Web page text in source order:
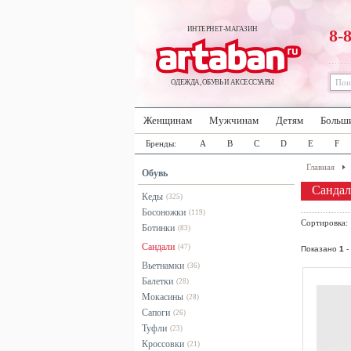
ИНТЕРНЕТ-МАГАЗИН
ОДЕЖДА, ОБУВЬ И АКСЕССУАРЫ
8-
Женщинам Мужчинам Детям
Бренды: A B C D E F
Обувь
Кеды (325)
Босоножки (119)
Ботинки (83)
Сандали (47)
Вьетнамки (36)
Балетки (28)
Мокасины (28)
Сапоги (26)
Туфли (23)
Кроссовки (21)
Главная
Показано 1 -